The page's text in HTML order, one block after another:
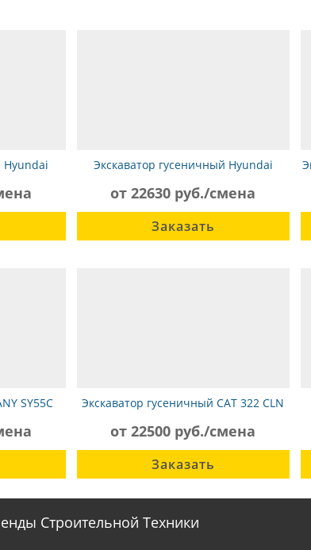
Hyundai
Экскаватор гусеничный Hyundai
от 22630 руб./смена
Заказать
SY55С Экскаватор гусеничный CAT 322 CLN
от 22500 руб./смена
Заказать
Строительной Техники